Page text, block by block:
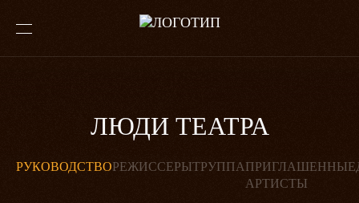
ЛЮДИ ТЕАТРА
РУКОВОДСТВОРЕЖИССЕРЫТРУППАПРИГЛАШЕННЫЕ
АРТИСТЫ